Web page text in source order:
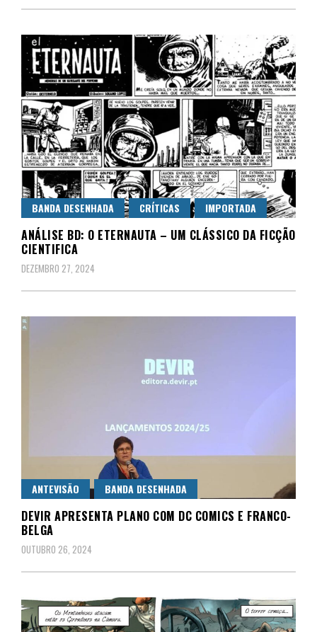
BANDA DESENHADA CRÍTICAS IMPORTADA
ANÁLISE BD: O ETERNAUTA – UM CLÁSSICO DA FICÇÃO
CIENTIFICA
DEZEMBRO 27, 2024
ANTEVISÃO BANDA DESENHADA
DEVIR APRESENTA PLANO COM DC COMICS E FRANCO-
BELGA
OUTUBRO 26, 2024